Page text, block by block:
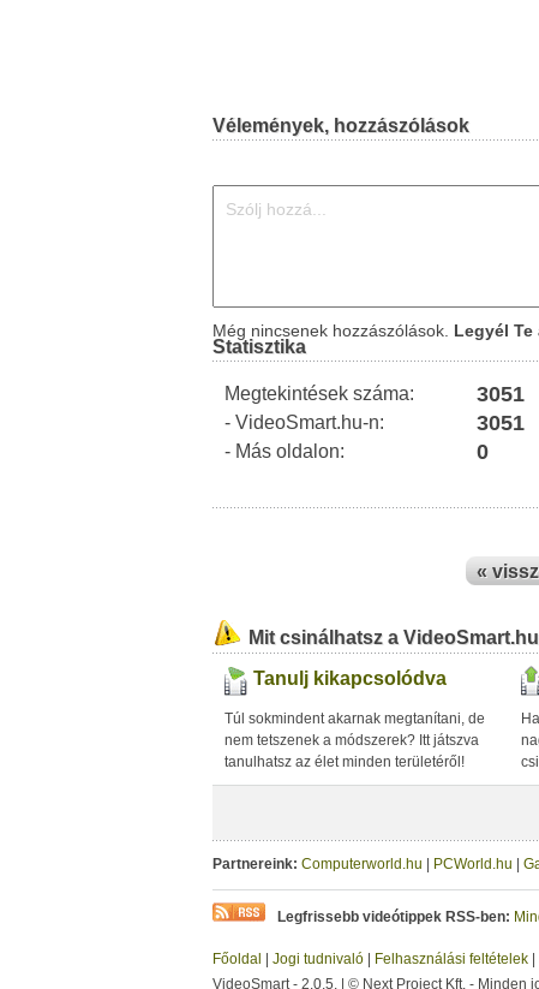
Vélemények, hozzászólások
Még nincsenek hozzászólások. Legyél Te
Statisztika
Megtekintések száma: 3051
- VideoSmart.hu-n: 3051
- Más oldalon: 0
«
Mit csinálhatsz a
Tanulj kikapcsolódva
Túl sokmindent akarnak megtanítani, de
nem tetszenek a módszerek? Itt játszva
tanulhatsz az élet minden területéről!
Partnereink: Computerworld.hu PCWorld.hu
Legfrissebb videótippek RSS-ben:
Főoldal Jogi tudnivaló Felhasználási feltételek
VideoSmart - 2.0.5. | © Next Project Kft. - Minden